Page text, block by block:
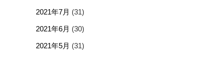
2021年7月 (31)
2021年6月 (30)
2021年5月 (31)